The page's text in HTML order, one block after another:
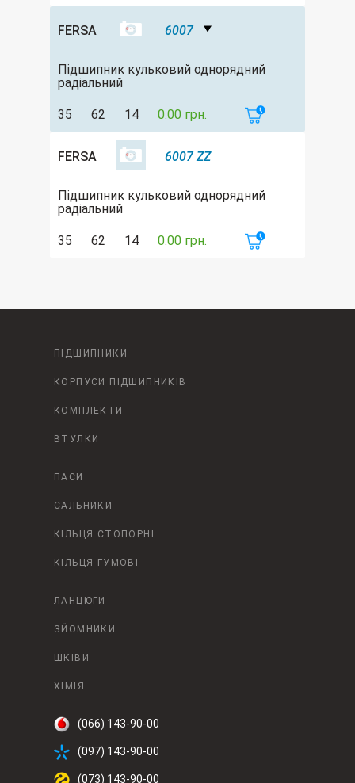
FERSA 6007
Підшипник кульковий однорядний
радіальний
35 62 14 0.00 грн.
FERSA 6007 ZZ
Підшипник кульковий однорядний
радіальний
35 62 14 0.00 грн.
ПІДШИПНИКИ
КОРПУСИ ПІДШИПНИКІВ
КОМПЛЕКТИ
ВТУЛКИ
ПАСИ
САЛЬНИКИ
КІЛЬЦЯ СТОПОРНІ
КІЛЬЦЯ ГУМОВІ
ЛАНЦЮГИ
ЗЙОМНИКИ
ШКІВИ
ХІМІЯ
(066) 143-90-00
(097) 143-90-00
(073) 143-90-00